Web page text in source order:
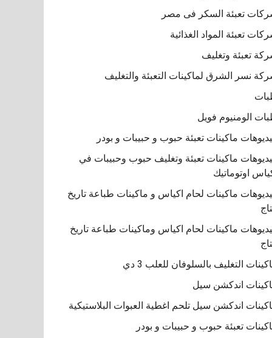
تعبئة السكر فى مصر
تعبئة المواد الغذائية
تعبئة وتغليف
نسر الشرق لماكينات التعبئة والتغليف
الومنيوم فويل
ماكينات تعبئة حبوب و حبيبات و بودر
ماكينات تعبئة وتغليف حبوب وحبيبات في
اوتوماتيك
ماكينات لحام اكياس و ماكينات طباعة تاريخ
ماكينات لحام اكياس وماكينات طباعة تاريخ
التغليف بالسلوفان للعلب 3 دي
اندكشن سيل
اندكشن سيل تلحم اغطية العبوات البلاستيكية
تعبئة حبوب و حبيبات و بودر